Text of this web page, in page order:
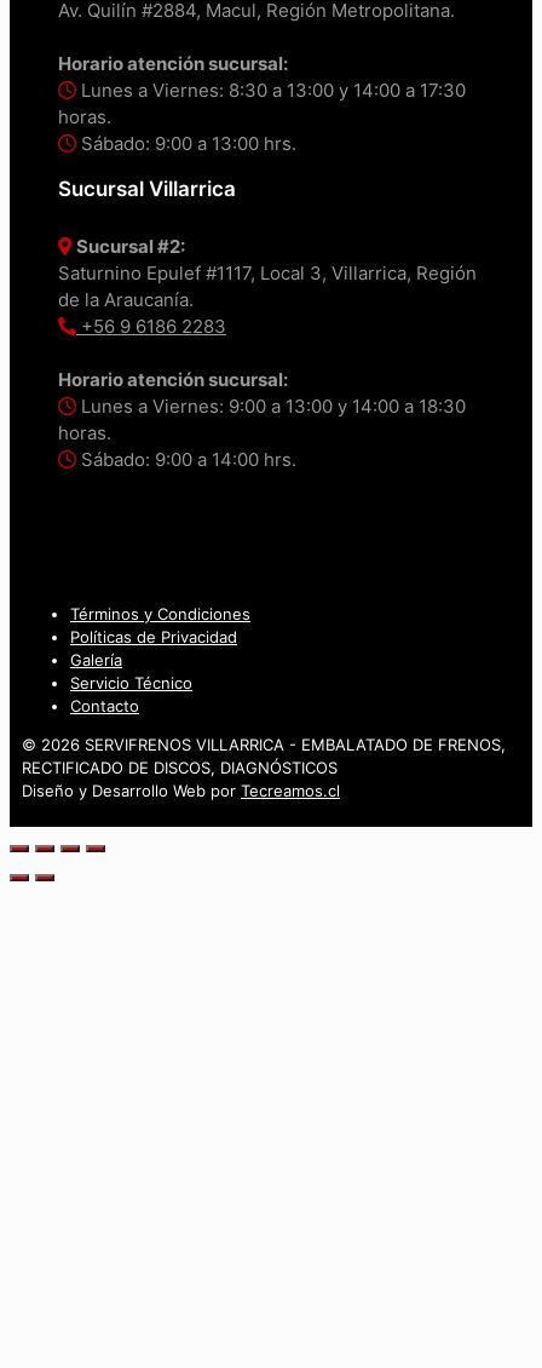
Av. Quilín #2884, Macul, Región Metropolitana.
Horario atención sucursal:
Lunes a Viernes: 8:30 a 13:00 y 14:00 a 17:30
horas.
Sábado: 9:00 a 13:00 hrs.
Sucursal Villarrica
Sucursal #2:
Saturnino Epulef #1117, Local 3, Villarrica, Región
de la Araucanía.
+56 9 6186 2283
Horario atención sucursal:
Lunes a Viernes: 9:00 a 13:00 y 14:00 a 18:30
horas.
Sábado: 9:00 a 14:00 hrs.
Términos y Condiciones
Políticas de Privacidad
Galería
Servicio Técnico
Contacto
© 2026 SERVIFRENOS VILLARRICA - EMBALATADO DE FRENOS,
RECTIFICADO DE DISCOS, DIAGNÓSTICOS
Diseño y Desarrollo Web por Tecreamos.cl